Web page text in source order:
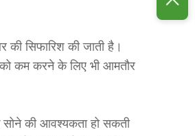
की सिफारिश की जाती है।
कम करने के लिए भी आमतौर
की आवश्यकता हो सकती